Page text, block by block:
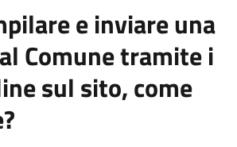
e inviare una
Comune tramite i
sul sito, come